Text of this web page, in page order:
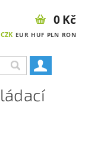
CZK EUR HUF PLN RON
0 Kč